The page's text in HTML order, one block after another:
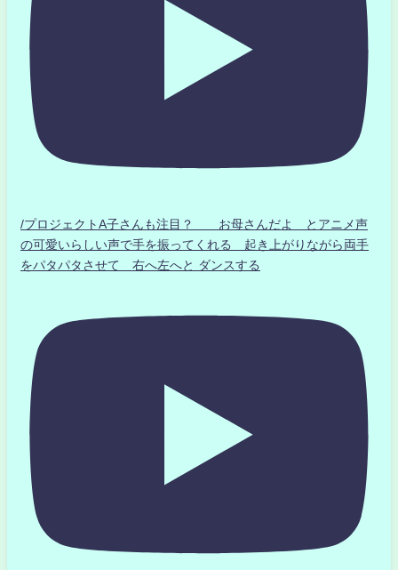
/プロジェクトA子さんも注目？ お母さんだよ とアニメ声
の可愛いらしい声で手を振ってくれる 起き上がりながら両手
をパタパタさせて 右へ左へと ダンスする